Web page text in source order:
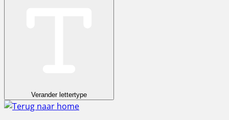
Verander lettertype